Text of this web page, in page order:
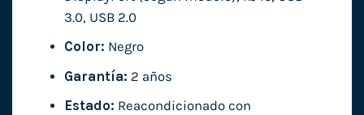
3.0, USB 2.0
Color: Negro
Garantía: 2 años
Estado: Reacondicionado con